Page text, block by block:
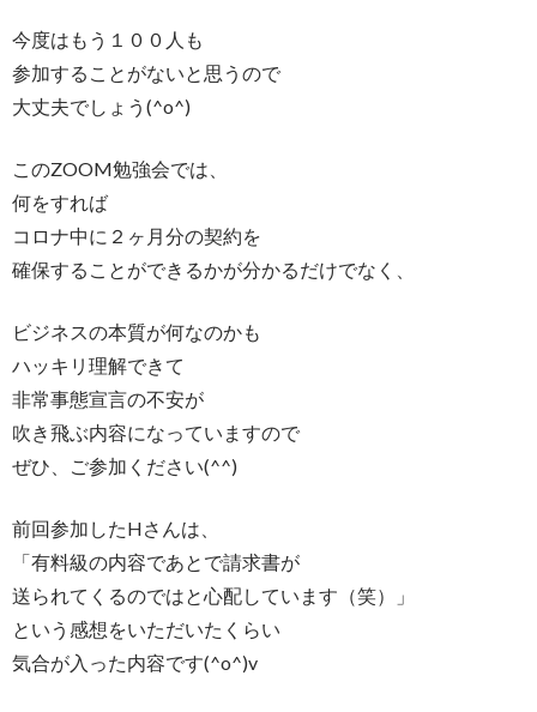
今度はもう１００人も
参加することがないと思うので
大丈夫でしょう(^o^)
このZOOM勉強会では、
何をすれば
コロナ中に２ヶ月分の契約を
確保することができるかが分かるだけでなく、
ビジネスの本質が何なのかも
ハッキリ理解できて
非常事態宣言の不安が
吹き飛ぶ内容になっていますので
ぜひ、ご参加ください(^^)
前回参加したHさんは、
「有料級の内容であとで請求書が
送られてくるのではと心配しています（笑）」
という感想をいただいたくらい
気合が入った内容です(^o^)v